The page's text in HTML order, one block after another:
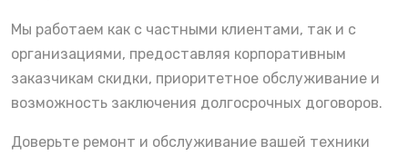
Мы работаем как с частными клиентами, так и с
организациями, предоставляя корпоративным
заказчикам скидки, приоритетное обслуживание и
возможность заключения долгосрочных договоров.
Доверьте ремонт и обслуживание вашей техники